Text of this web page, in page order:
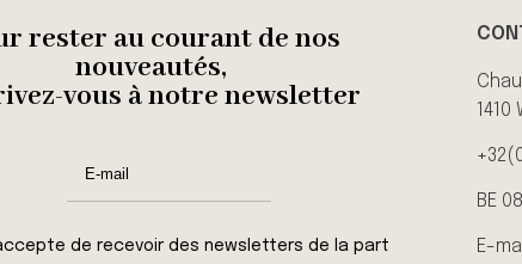
rester au courant de nos
nouveautés,
vous à notre newsletter
de recevoir des newsletters de la part
BE
E-